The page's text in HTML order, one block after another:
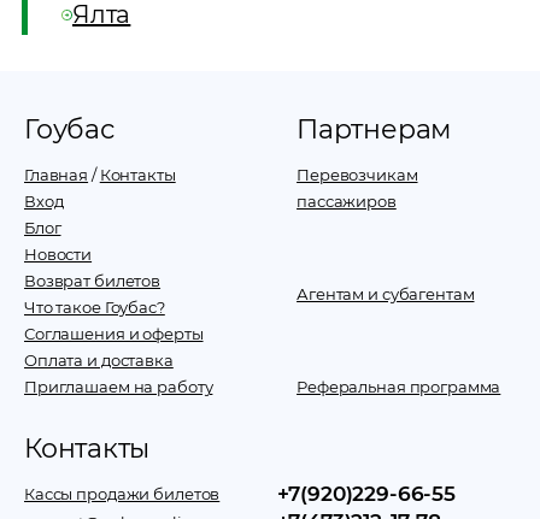
Ялта
Гоубас
Главная /Контакты
Вход
Блог
Новости
Возврат билетов
Что такое Гоубас?
Соглашения и оферты
Оплата и доставка
Приглашаем на работу
Партнерам
Перевозчикам
пассажиров
Агентам и субагентам
Реферальная программа
Контакты
Кассы продажи билетов
+7(920)229-66-55